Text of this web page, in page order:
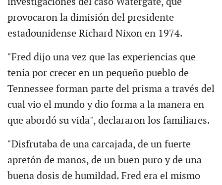
provocaron la dimisión del presidente
estadounidense Richard Nixon en 1974.
"Fred dijo una vez que las experiencias que
tenía por crecer en un pequeño pueblo de
Tennessee forman parte del prisma a través del
cual vio el mundo y dio forma a la manera en
que abordó su vida", declararon los familiares.
"Disfrutaba de una carcajada, de un fuerte
apretón de manos, de un buen puro y de una
buena dosis de humildad. Fred era el mismo